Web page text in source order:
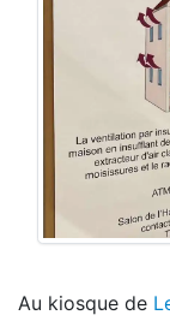
Au kiosque de